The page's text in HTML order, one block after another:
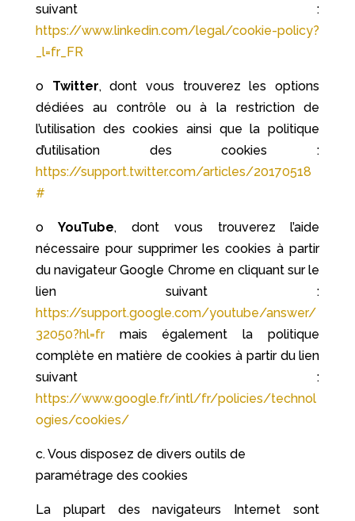
suivant :
https://www.linkedin.com/legal/cookie-policy?
_l=fr_FR
o Twitter, dont vous trouverez les options
dédiées au contrôle ou à la restriction de
l’utilisation des cookies ainsi que la politique
d’utilisation des cookies :
https://support.twitter.com/articles/20170518
#
oYouTube, dont vous trouverez l’aide
nécessaire pour supprimer les cookies à partir
du navigateur Google Chrome en cliquant sur le
lien suivant :
https://support.google.com/youtube/answer/
32050?hl=frmais également la politique
complète en matière de cookies à partir du lien
suivant :
https://www.google.fr/intl/fr/policies/technol
ogies/cookies/
c. Vous disposez de divers outils de
paramétrage des cookies
La plupart des navigateurs Internet sont